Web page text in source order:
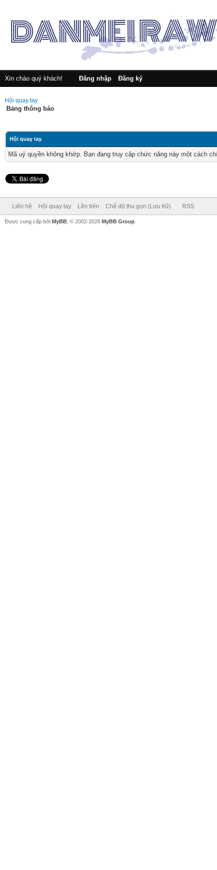
Xin chào quý khách! Đăng nhập Đăng ký
Hội quay tay
Bảng thông báo
Hội quay tay
Mã uỷ quyền không khớp. Bạn đang truy cập chức năng này một cách
Liên hệ Hội quay tay Lên trên Chế độ thu gọn (Lưu trữ) RSS
Được cung cấp bởi MyBB , © 2002-2026 MyBB Group